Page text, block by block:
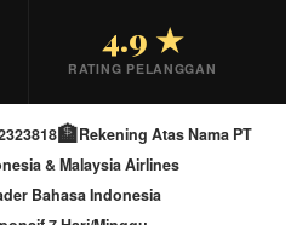
4.9 ★
RATING PELANGGAN
🏦Rekening Atas Nama PT
& Malaysia Airlines
Bahasa Indonesia